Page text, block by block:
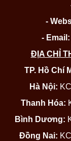
-
- Email:
ĐỊA CHỈ
TP. Hồ Chí
Hà Nội:
Thanh Hóa:
Bình Dương:
Đồng Nai: